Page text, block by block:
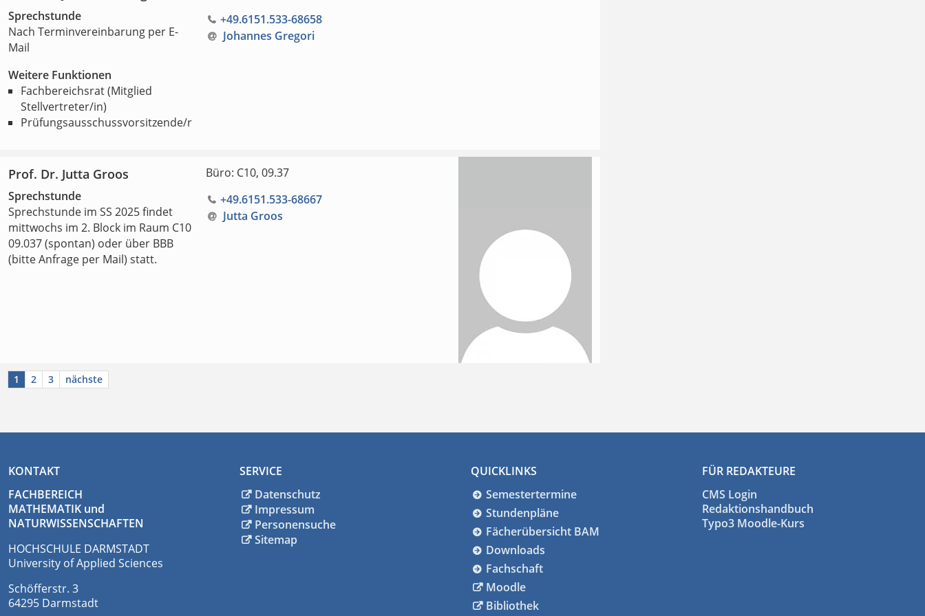
Sprechstunde
Nach Terminvereinbarung per E-
Mail
Weitere Funktionen
Fachbereichsrat (Mitglied
Stellvertreter/in)
Prüfungsausschussvorsitzende/r
+49.6151.533-68658
Johannes Gregori
Prof. Dr. Jutta Groos
Sprechstunde
Sprechstunde im SS 2025 findet
mittwochs im 2. Block im Raum C10
09.037 (spontan) oder über BBB
(bitte Anfrage per Mail) statt.
Büro: C10, 09.37
+49.6151.533-68667
Jutta Groos
1 2 3 nächste
KONTAKT
FACHBEREICH
MATHEMATIK und
NATURWISSENSCHAFTEN
HOCHSCHULE DARMSTADT
University of Applied Sciences
Schöfferstr. 3
64295 Darmstadt
SERVICE
Datenschutz
Impressum
Personensuche
Sitemap
QUICKLINKS
Semestertermine
Stundenpläne
Fächerübersicht BAM
Downloads
Fachschaft
Moodle
Bibliothek
FÜR REDAKTEURE
CMS Login
Redaktionshandbuch
Typo3 Moodle-Kurs